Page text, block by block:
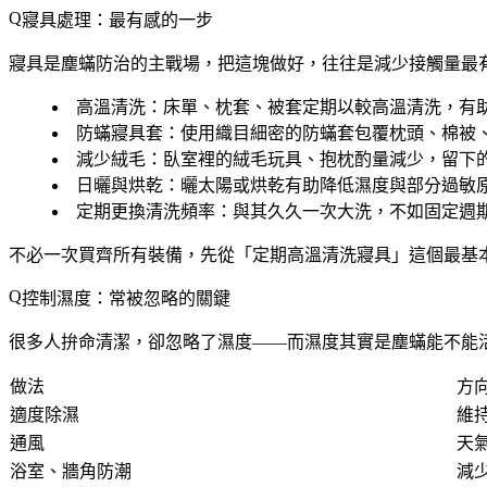
寢具處理：最有感的一步
寢具是塵蟎防治的主戰場，把這塊做好，往往是減少接觸量最
高溫清洗 ：床單、枕套、被套定期以較高溫清洗，有
防蟎寢具套 ：使用織目細密的防蟎套包覆枕頭、棉
減少絨毛 ：臥室裡的絨毛玩具、抱枕酌量減少，留下
日曬與烘乾 ：曬太陽或烘乾有助降低濕度與部分過敏
定期更換清洗頻率 ：與其久久一次大洗，不如固定週
不必一次買齊所有裝備，先從「定期高溫清洗寢具」這個最
控制濕度：常被忽略的關鍵
很多人拚命清潔，卻忽略了濕度——而濕度其實是塵蟎能不能
做法
方
適度除濕
維
通風
天
浴室、牆角防潮
減